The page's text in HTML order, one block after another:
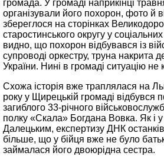
громада. У громаді наприкінці
організували його похорон, фото й
збереглося на сторінках
старостинського округу у
видно, що похорон відбувався із
супроводі оркестру, труна накрита
України. Нині в громаді ситуацію не
Схожа історія вже траплялася на
року у Щирецькій громаді відбувся
загиблого 33-річного
полку «Скала» Богдана Вовка. Як і
Далецьким, експертизу ДНК
більше, що у бійця вже не було
займалася його двоюрідна сестра.